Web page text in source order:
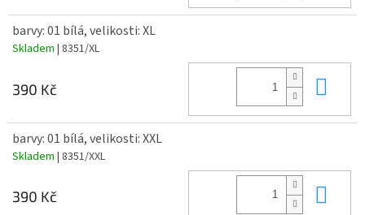
barvy: 01 bílá, velikosti: XL
Skladem | 8351/XL
390 Kč
barvy: 01 bílá, velikosti: XXL
Skladem | 8351/XXL
390 Kč